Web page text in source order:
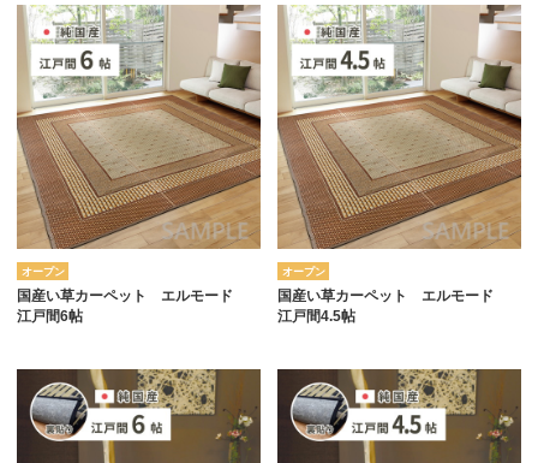
オープン
国産い草カーペット エルモード
江戸間6帖
オープン
国産い草カーペット エルモード
江戸間4.5帖